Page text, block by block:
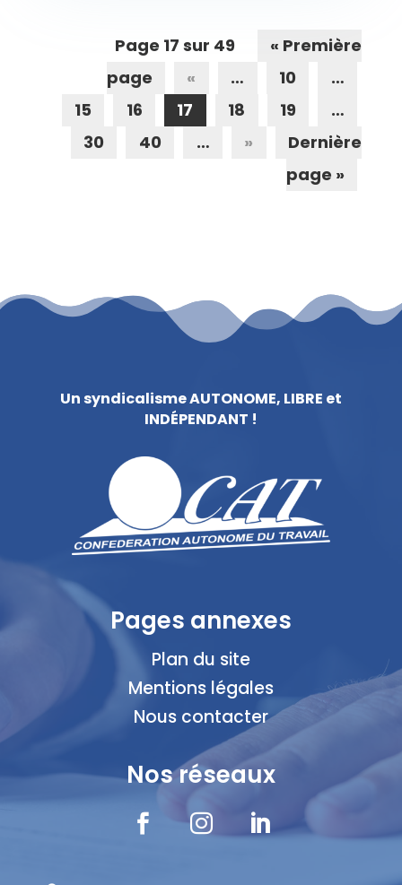
Page 17 sur 49
« Première
page
« … 10
…
15
16 17 18 19
…
30
40 … »
Dernière
page »
Un syndicalisme AUTONOME, LIBRE et
INDÉPENDANT !
Pages annexes
Plan du site
Mentions légales
Nous contacter
Nos réseaux
  